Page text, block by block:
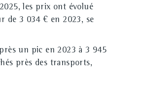
les prix ont évolué
de 3 034 € en 2023, se
un pic en 2023 à 3 945
près des transports,